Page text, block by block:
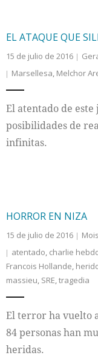
EL ATAQUE QUE
15 de julio de 2016
Marsellesa, Melchor
El atentado de
posibilidades de
infinitas.
HORROR EN NIZA
15 de julio de 2016
atentado, charlie
Francois Hollande,
massieu, SRE,tragedia
El terror ha vuelto
84 personas han
heridas.